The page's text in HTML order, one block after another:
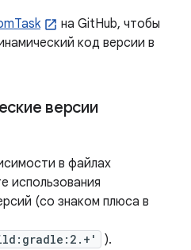
на GitHub, чтобы
код версии в
версии
в файлах
использования
(со знаком плюса в
).